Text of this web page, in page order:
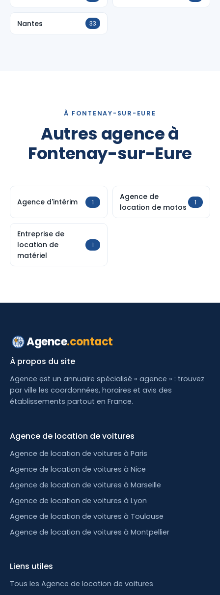
Nantes 33
À FONTENAY-SUR-EURE
Autres agence à
Fontenay-sur-Eure
Agence d'intérim 1
Agence de
location de motos
1
Entreprise de
location de
matériel
1
Agence.contact
À propos du site
Agence est un annuaire spécialisé « agence » : trouvez
par ville les coordonnées, horaires et avis des
établissements partout en France.
Agence de location de voitures
Agence de location de voitures à Paris
Agence de location de voitures à Nice
Agence de location de voitures à Marseille
Agence de location de voitures à Lyon
Agence de location de voitures à Toulouse
Agence de location de voitures à Montpellier
Liens utiles
Tous les Agence de location de voitures